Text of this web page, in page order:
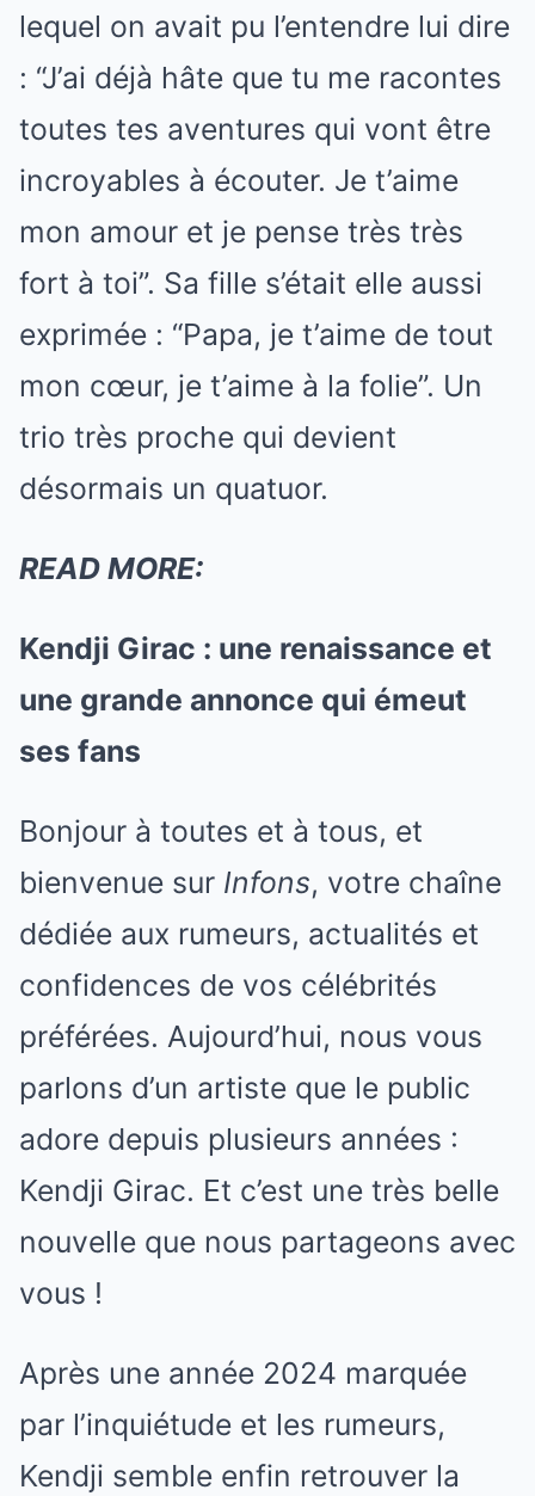
lequel on avait pu l’entendre lui dire
: “J’ai déjà hâte que tu me racontes
toutes tes aventures qui vont être
incroyables à écouter. Je t’aime
mon amour et je pense très très
fort à toi”. Sa fille s’était elle aussi
exprimée : “Papa, je t’aime de tout
mon cœur, je t’aime à la folie”. Un
trio très proche qui devient
désormais un quatuor.
READ MORE:
Kendji Girac : une renaissance et
une grande annonce qui émeut
ses fans
Bonjour à toutes et à tous, et
bienvenue sur Infons, votre chaîne
dédiée aux rumeurs, actualités et
confidences de vos célébrités
préférées. Aujourd’hui, nous vous
parlons d’un artiste que le public
adore depuis plusieurs années :
Kendji Girac. Et c’est une très belle
nouvelle que nous partageons avec
vous !
Après une année 2024 marquée
par l’inquiétude et les rumeurs,
Kendji semble enfin retrouver la